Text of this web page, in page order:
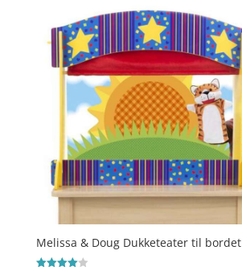
Melissa & Doug Dukketeater til bordet